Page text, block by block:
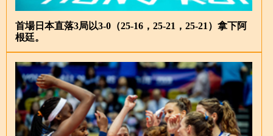
首場日本直落3局以3-0（25-16，25-21，25-21）拿下阿
根廷。